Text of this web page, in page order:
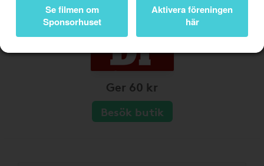
Se filmen om
Sponsorhuset
Aktivera föreningen
här
Ger 60 kr
Besök butik